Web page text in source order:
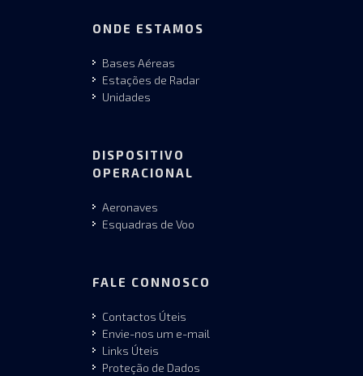
ONDE ESTAMOS
Bases Aéreas
Estações de Radar
Unidades
DISPOSITIVO
OPERACIONAL
Aeronaves
Esquadras de Voo
FALE CONNOSCO
Contactos Úteis
Envie-nos um e-mail
Links Úteis
Proteção de Dados